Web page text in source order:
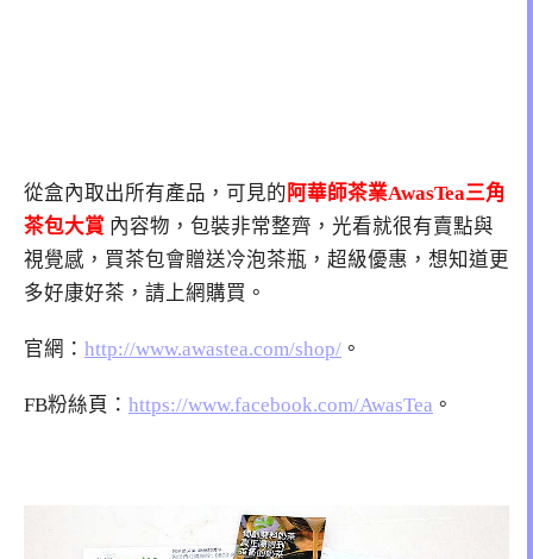
從盒內取出所有產品，可見的 阿華師茶業AwasTea三角
茶包大賞 內容物，包裝非常整齊，光看就很有賣點與
視覺感，買茶包會贈送冷泡茶瓶，超級優惠，想知道更
多好康好茶，請上網購買。
官網： http://www.awastea.com/shop/ 。
FB粉絲頁： https://www.facebook.com/AwasTea 。